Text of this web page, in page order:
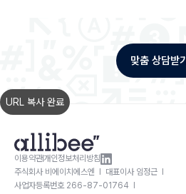
URL 복사 완료
맞춤 상담받기
이용약관개인정보처리방침
주식회사 비에이치에스엔 l 대표이사 임정근 l
사업자등록번호 266-87-01764 l